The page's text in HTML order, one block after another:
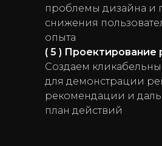
проблемы дизайна и
снижения
опыта
( 5 ) Проектирование
Создаем
для демонстрации
рекомендации и
план действий